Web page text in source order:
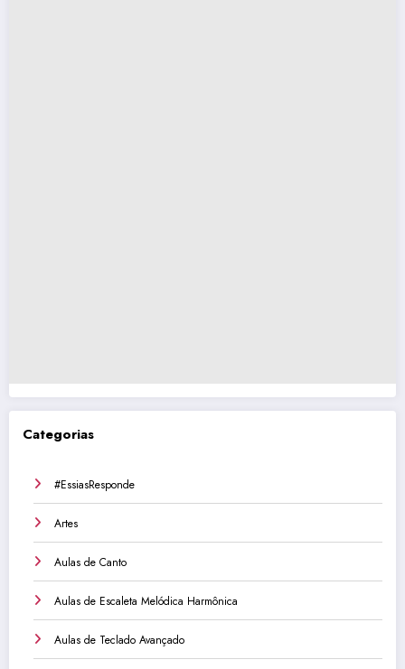
Categorias
#EssiasResponde
Artes
Aulas de Canto
Aulas de Escaleta Melódica Harmônica
Aulas de Teclado Avançado